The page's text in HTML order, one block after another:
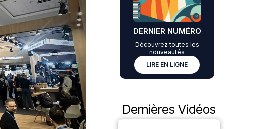
DERNIER NUMÉRO
Découvrez toutes les
nouveautés
LIRE EN LIGNE
Dernières Vidéos